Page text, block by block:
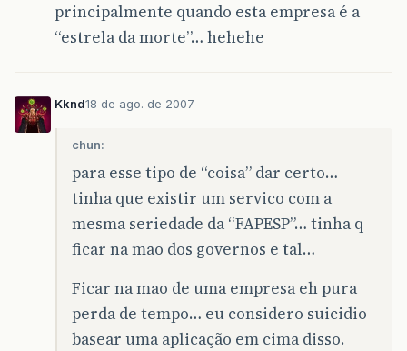
principalmente quando esta empresa é a
“estrela da morte”… hehehe
Kknd18 de ago. de 2007
chun:
para esse tipo de “coisa” dar certo…
tinha que existir um servico com a
mesma seriedade da “FAPESP”… tinha q
ficar na mao dos governos e tal…
Ficar na mao de uma empresa eh pura
perda de tempo… eu considero suicidio
basear uma aplicação em cima disso.